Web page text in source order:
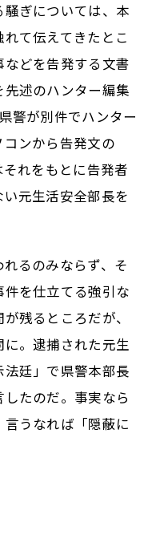
ぎについては、本
て伝えてきたとこ
どを告発する文書
述のハンター編集
警が別件でハンター
ンから告発文の
れをもとに告発者
元生活安全部長を
るのみならず、そ
を仕立てる強引な
残るところだが、
。逮捕された元生
廷」で県警本部長
たのだ。事実なら
うなれば「隠蔽に